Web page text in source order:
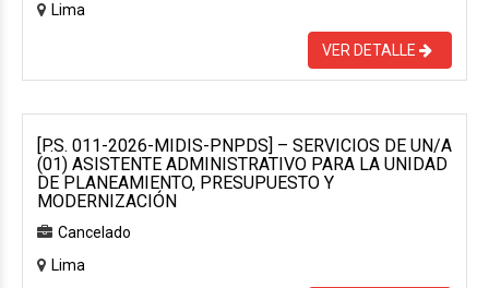
Lima
VER DETALLE
[P.S. 011-2026-MIDIS-PNPDS] – SERVICIOS DE UN/A
(01) ASISTENTE ADMINISTRATIVO PARA LA UNIDAD
DE PLANEAMIENTO, PRESUPUESTO Y
MODERNIZACIÓN
Cancelado
Lima